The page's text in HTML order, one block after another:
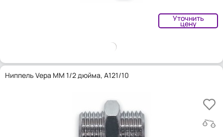
Уточнить
цену
Ниппель Vepa MM 1/2 дюйма, A121/10